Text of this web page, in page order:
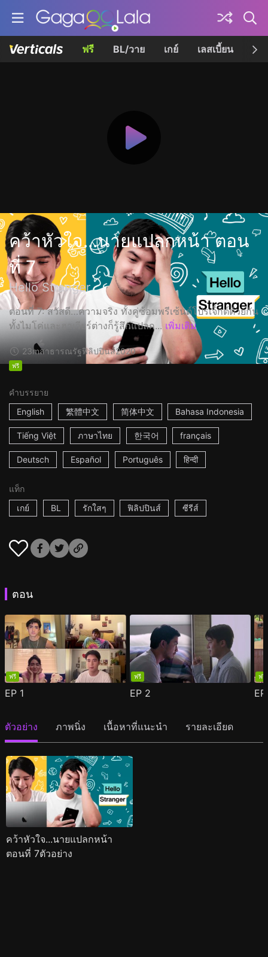
ฟรี BL/วาย เกย์ เลสเบี้ยน เค
คว้าหัวใจ...นายแปลกหน้า ตอน
ที่ 7
Hello Stranger
ตอนที่ 7: สวัสดี…ความจริง ทั้งคู่ซ้อมพรีเซ้นต์โปรเจ็กต์ด้วยกัน
ทั้งไมโค่และฮาเวียร์ต่างก็รู้สึกแปลก... เพิ่มเติม
23mสาธารณรัฐฟิลิปปินส์2020
ฟรี
คำบรรยาย
English
繁體中文 简体中文 Bahasa Indonesia
Tiếng Việt ภาษาไทย 한국어 français
Deutsch Español Português हिन्दी
แท็ก
เกย์
BL รักใสๆ ฟิลิปปินส์ ซีรีส์
ตอน
ฟรี
EP 1
ฟรี
EP 2
ฟรี
ตัวอย่าง ภาพนิ่ง เนื้อหาที่แนะนำ รายละเอียด
คว้าหัวใจ...นายแปลกหน้า
ตอนที่ 7ตัวอย่าง